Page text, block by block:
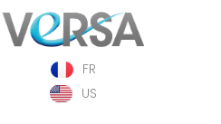
Aller
contenu
FR
US